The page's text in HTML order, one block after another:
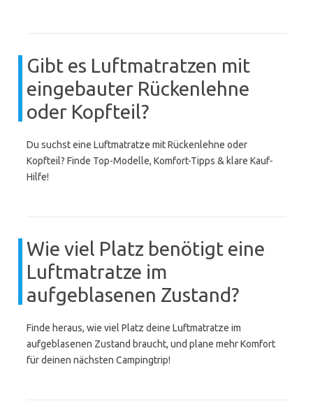
Gibt es Luftmatratzen mit
eingebauter Rückenlehne
oder Kopfteil?
Du suchst eine Luftmatratze mit Rückenlehne oder
Kopfteil? Finde Top-Modelle, Komfort-Tipps & klare Kauf-
Hilfe!
Wie viel Platz benötigt eine
Luftmatratze im
aufgeblasenen Zustand?
Finde heraus, wie viel Platz deine Luftmatratze im
aufgeblasenen Zustand braucht, und plane mehr Komfort
für deinen nächsten Campingtrip!